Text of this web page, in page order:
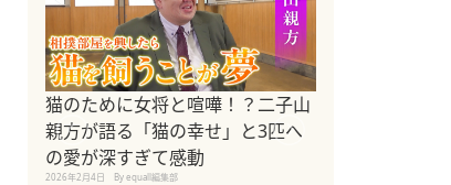
猫のために女将と喧嘩！？二子山
親方が語る「猫の幸せ」と3匹へ
の愛が深すぎて感動
2026年2月4日 By equall編集部